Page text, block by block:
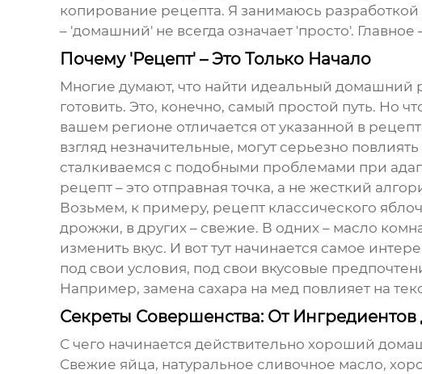
копирование рецепта. Я занимаюсь
– 'домашний' не всегда означает 'просто'.
Почему 'Рецепт' – Это Только Начало
Многие думают, что найти идеальный домашний
готовить. Это, конечно, самый простой путь. Но
вашем регионе отличается от указанной в
взгляд незначительные, могут серьезно
сталкиваемся с подобными проблемами при
рецепт – это отправная точка, а не жесткий
Возьмем, к примеру, рецепт классического
дрожжи, в других – свежие. В одних – масло
изменить вкус. И вот тут начинается самое
под свои условия, под свои вкусовые
Например, замена сахара на мед повлияет на
Секреты Совершенства: От Ингредиентов
С чего начинается действительно хороший
Свежие яйца, натуральное сливочное масло,